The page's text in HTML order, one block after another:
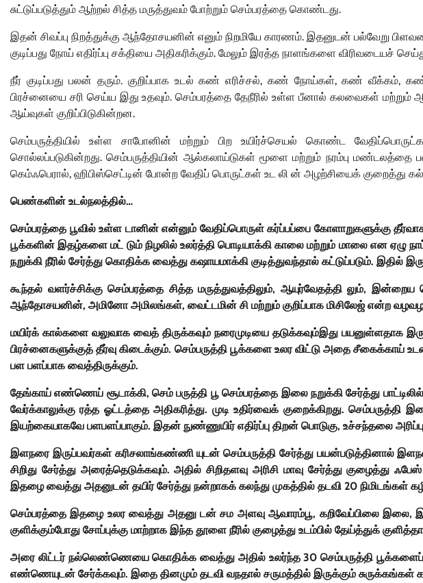
சுட்டுப்படுத்தும் ஆற்றல் சித்த மருத்துவம் போற்றும் செம்பரத்தை கொண்டது.
இதன் சிவப்பு நிறத்துக்கு ஆந்தோசயனின் எனும் நிறமியே காரணம். இதனுடன் பல்வேறு
குடிப்பது நோய் எதிர்ப்பு சக்தியை அதிகரிக்கும். மேலும் இரத்த நாளங்களை விரிவடையச்
நீர் குடிப்பது பலன் தரும். குறிப்பாக உடல் கண் எரிச்சல், கண் நோய்கள், கண்
பிரச்னையை சரி செய்ய இது உதவும். செம்பரத்தை தேநீரில் உள்ள பீனால் கலவைகள்
ஆய்வுகள் குறிப்பிடுகின்றன.
செம்பருத்தியில் உள்ள சாபோனின் மற்றும் பிற உயிர்ச்செயல் கொண்ட
சொல்லப்படுகின்றது. செம்பருத்தியின் ஆல்கலாய்டுகள் மூளை மற்றும் நரம்பு
கெம்ஃபெரால், ஹிபிஸ்செட்டின் போன்ற வேதிப் பொருட்கள் உட லி ன் அழற்சியைக் குறைத்து
பெண்களின் உடல்நலத்தில்…
செம்பரத்தை பூவில் உள்ள டானின் என்னும் வேதிப்பொருள் கர்ப்பப்பை கோளாறுகளுக்கு
பூக்களின் இதழ்களை மட் டும் நிழலில் உலர்த்தி பொடியாக்கி காலை மற்றும் மாலை என ஏழு
நறுக்கி நீரில் சேர்த்து கொதிக்க வைத்து கஷாயமாக்கி குடித்துவந்தால் கட்டுப்படும். இதில்
கூந்தல் வளர்ச்சிக்கு செம்பரத்தை சித்த மருத்துவத்திலும், ஆயுர்வேதத்தி லும்,
ஆந்தோசயனின், அமினோ அமிலங்கள், வைட்டமின் சி மற்றும் குறிப்பாக மிசிலேஜ் என்ற
மயிர்க் கால்களை வலுவாக வைத் திருக்கவும் நரைமுடியை தடுக்கவும்இது பயனுள்ளதாக
பிரச்னைகளுக்குத் தீர்வு கிடைக்கும். செம்பருத்தி பூக்களை உலர விட்டு அதை
பள பளப்பாக வைத்திருக்கும்.
தேங்காய் எண்ணெய் சூடாக்கி, செம் பருத்தி பூ செம்பரத்தை இலை நறுக்கி சேர்த்து
வேர்க்காலுக்கு ரத்த ஓட்டத்தை அதிகரித்து. முடி உதிர்வைக் குறைக்கிறது. செம்பருத்தி
இயற்கையாகவே பளபளப்பாகும். இதன் நுண்ணுயிர் எதிர்ப்பு திறன் பொடுகு, உச்சந்தலை
இளநரை இருப்பவர்கள் கரிசலாங்கண்ணி யுடன் செம்பருத்தி சேர்த்து பயன்படுத்தினால்
சிறிது சேர்த்து அரைத்தெடுக்கவும். அதில் சிறிதளவு அரிசி மாவு சேர்த்து குழைத்து
இதழை வைத்து அதனுடன் தயிர் சேர்த்து நன்றாகக் கலந்து முகத்தில் தடவி 20 நிமிடங்கள்
செம்பரத்தை இதழை உலர வைத்து அதனு டன் சம அளவு ஆவாரம்பூ, கறிவேப்பிலை இலை,
குளிக்கும்போது சோப்புக்கு மாற்றாக இந்த தூளை நீரில் குழைத்து உடம்பில் தேய்த்துக்
அரை லிட்டர் நல்லெண்ணெயை கொதிக்க வைத்து அதில் உலர்ந்த 30 செம்பருத்தி பூக்களைப்
எண்ணெயுடன் சேர்க்கவும். இதை தினமும் தடவி வநதால் சருமத்தில் இருக்கும் சுருக்கங்கள்